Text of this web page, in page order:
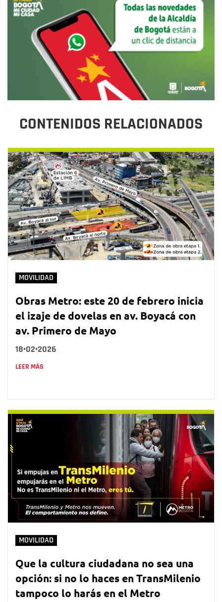
CONTENIDOS RELACIONADOS
MOVILIDAD
Obras Metro: este 20 de febrero inicia
el izaje de dovelas en av. Boyacá con
av. Primero de Mayo
18•02•2026
LEER MÁS
MOVILIDAD
Que la cultura ciudadana no sea una
opción: si no lo haces en TransMilenio
tampoco lo harás en el Metro